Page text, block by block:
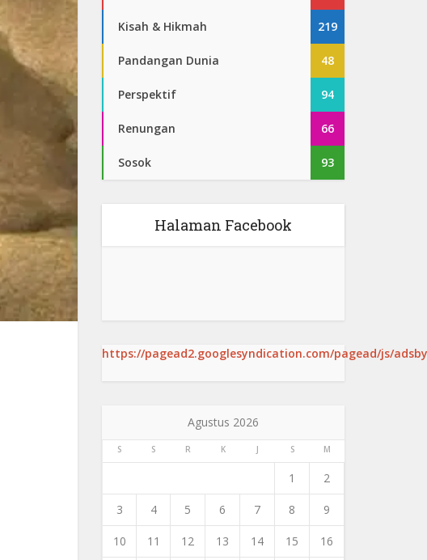
Kisah & Hikmah 219
Pandangan Dunia 48
Perspektif 94
Renungan 66
Sosok 93
Halaman Facebook
https://pagead2.googlesyndication.com/pagead/js/
Agustus 2026
S S R K J S M
1 2
3 4 5 6 7 8 9
10 11 12 13 14 15 16